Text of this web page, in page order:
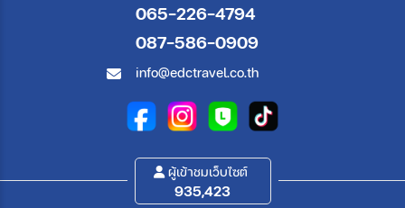
065-226-4794
087-586-0909
info@edctravel.co.th
ผู้เข้าชมเว็บไซต์
935,423